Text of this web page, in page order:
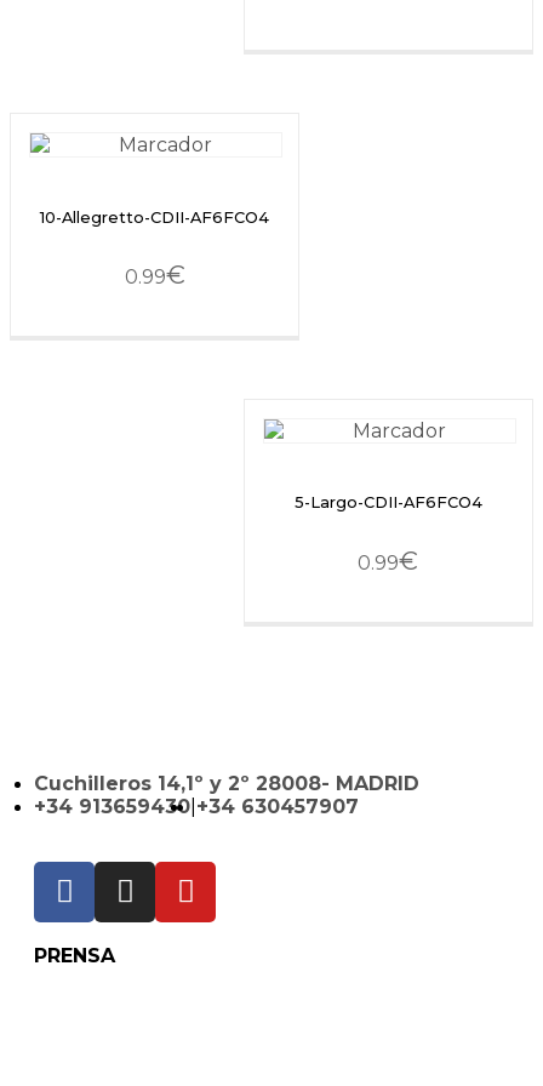
10-Allegretto-CDII-AF6FCO4
0.99€
5-Largo-CDII-AF6FCO4
0.99€
Cuchilleros 14,1º y 2º 28008- MADRID
+34 913659430 +34 630457907
PRENSA